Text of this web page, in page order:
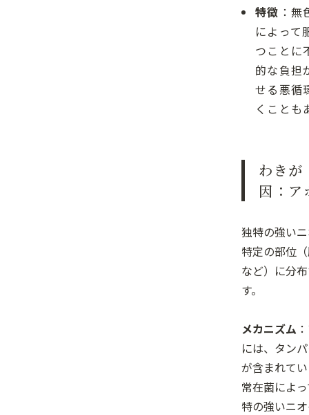
特徴 ：
によって
つことに
的な負担
せる悪循
くことも
わきが
因：ア
独特の強い
特定の部位
など）に分
す。
メカニズム
には、タン
が含まれて
常在菌によ
特の強いニ